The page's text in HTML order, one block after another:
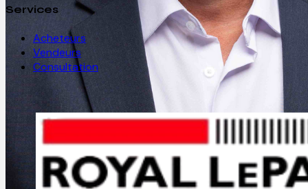
Services
Acheteurs
Vendeurs
Consultation